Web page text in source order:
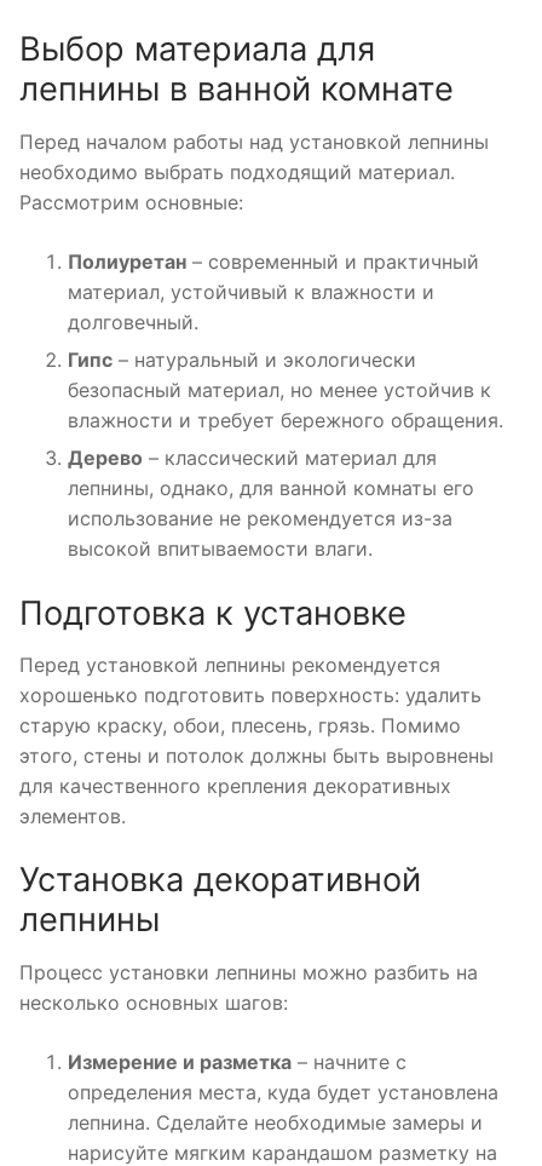
Выбор материала для
лепнины в ванной комнате
Перед началом работы над установкой лепнины
необходимо выбрать подходящий материал.
Рассмотрим основные:
Полиуретан – современный и практичный
материал, устойчивый к влажности и
долговечный.
Гипс – натуральный и экологически
безопасный материал, но менее устойчив к
влажности и требует бережного обращения.
Дерево – классический материал для
лепнины, однако, для ванной комнаты его
использование не рекомендуется из-за
высокой впитываемости влаги.
Подготовка к установке
Перед установкой лепнины рекомендуется
хорошенько подготовить поверхность: удалить
старую краску, обои, плесень, грязь. Помимо
этого, стены и потолок должны быть выровнены
для качественного крепления декоративных
элементов.
Установка декоративной
лепнины
Процесс установки лепнины можно разбить на
несколько основных шагов:
Измерение и разметка – начните с
определения места, куда будет установлена
лепнина. Сделайте необходимые замеры и
нарисуйте мягким карандашом разметку на